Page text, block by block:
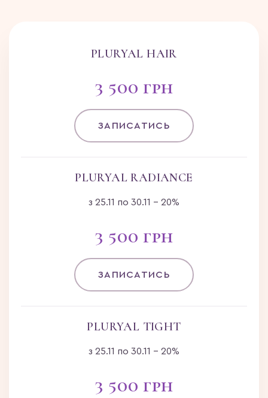
PLURYAL HAIR
3 500 грн
ЗАПИСАТИСЬ
PLURYAL RADIANCE
з 25.11 по 30.11 - 20%
3 500 грн
ЗАПИСАТИСЬ
PLURYAL TIGHT
з 25.11 по 30.11 - 20%
3 500 грн